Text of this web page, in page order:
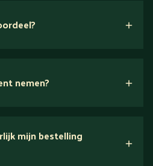
nemen?
mijn bestelling